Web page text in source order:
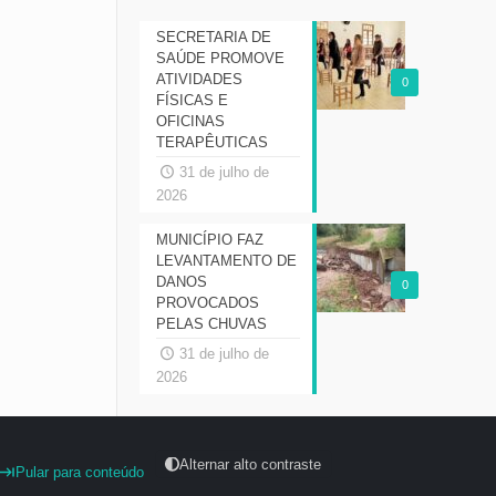
0
SECRETARIA DE
SAÚDE PROMOVE
ATIVIDADES
FÍSICAS E
OFICINAS
TERAPÊUTICAS
31 de julho de
2026
0
MUNICÍPIO FAZ
LEVANTAMENTO DE
DANOS
PROVOCADOS
PELAS CHUVAS
31 de julho de
2026
Pular para conteúdo Alternar alto contraste